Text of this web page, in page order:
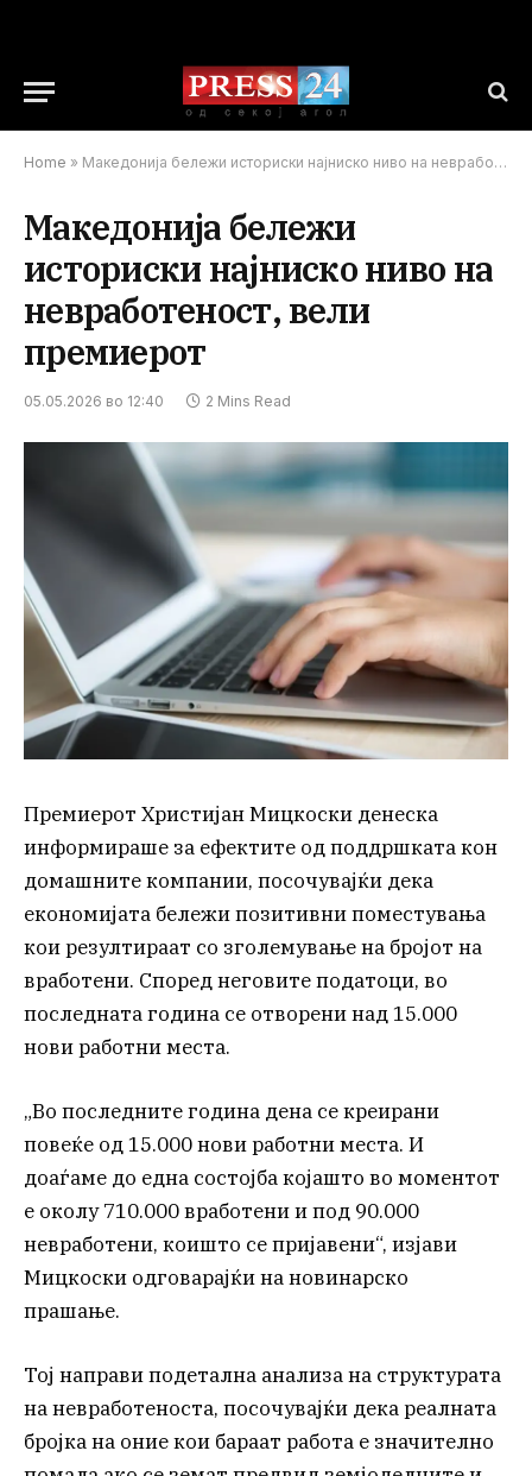
Home » Македонија бележи историски најниско ниво на невработеност, вели премиерот
Македонија бележи
историски најниско ниво на
невработеност, вели
премиерот
05.05.2026 во 12:40 2 Mins Read
Премиерот Христијан Мицкоски денеска
информираше за ефектите од поддршката кон
домашните компании, посочувајќи дека
економијата бележи позитивни поместувања
кои резултираат со зголемување на бројот на
вработени. Според неговите податоци, во
последната година се отворени над 15.000
нови работни места.
„Во последните година дена се креирани
повеќе од 15.000 нови работни места. И
доаѓаме до една состојба којашто во моментот
е околу 710.000 вработени и под 90.000
невработени, коишто се пријавени“, изјави
Мицкоски одговарајќи на новинарско
прашање.
Тој направи подетална анализа на структурата
на невработеноста, посочувајќи дека реалната
бројка на оние кои бараат работа е значително